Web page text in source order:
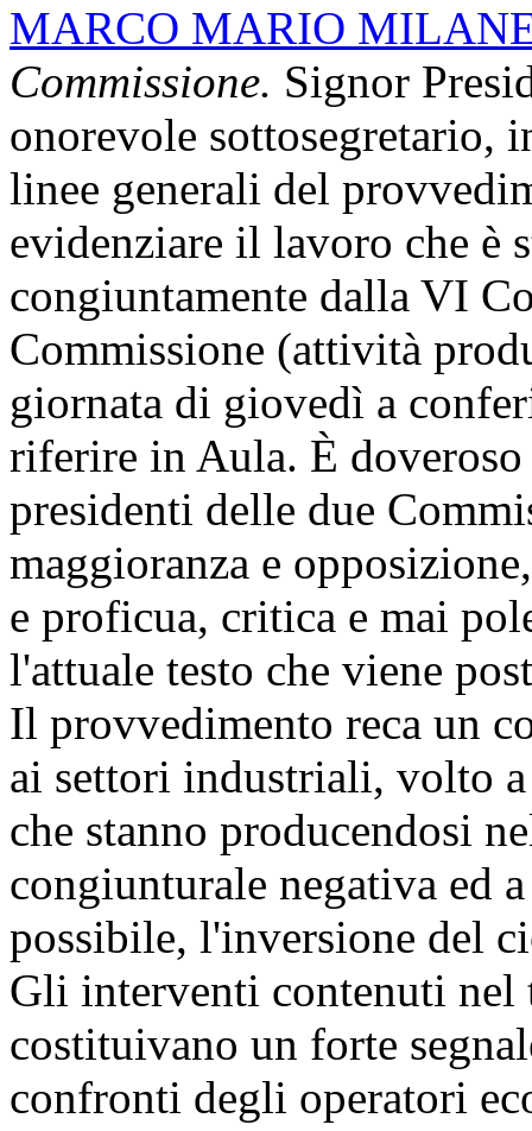
MARCO MARIO
Commissione. Signor
onorevole sottosegretario,
linee generali del
evidenziare il lavoro che è
congiuntamente dalla VI
Commissione (attività
giornata di giovedì a
riferire in Aula. È
presidenti delle due
maggioranza e
e proficua, critica e mai
l'attuale testo che viene
Il provvedimento reca un
ai settori industriali, volto
che stanno producendosi
congiunturale negativa ed
possibile, l'inversione del
Gli interventi contenuti nel
costituivano un forte
confronti degli operatori